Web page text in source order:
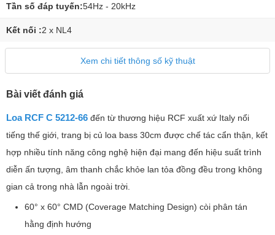
Tần số đáp tuyến:54Hz - 20kHz
Kết nối :2 x NL4
Xem chi tiết thông số kỹ thuật
Bài viết đánh giá
Loa RCF C 5212-66 đến từ thương hiệu RCF xuất xứ Italy nổi
tiếng thế giới, trang bị củ loa bass 30cm được chế tác cẩn thận, kết
hợp nhiều tính năng công nghệ hiện đại mang đến hiệu suất trình
diễn ấn tượng, âm thanh chắc khỏe lan tỏa đồng đều trong không
gian cả trong nhà lẫn ngoài trời.
60° x 60° CMD (Coverage Matching Design) còi phân tán
hằng định hướng